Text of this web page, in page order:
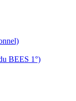
BEES 1°)